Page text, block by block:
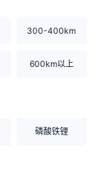
300-400km
600km以上
磷酸铁锂